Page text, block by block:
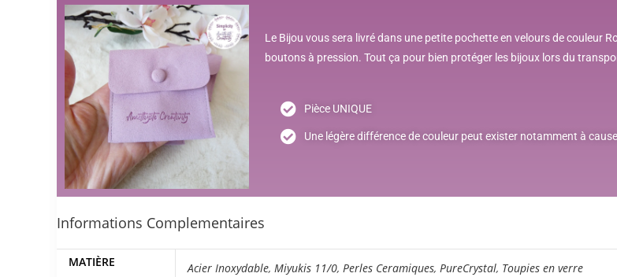
Le Bijou vous sera livré dans une petite pochette en velours de couleur
boutons à pression. Tout ça pour bien protéger les bijoux lors du
Pièce UNIQUE
Une légère différence de couleur peut exister notamment à
Informations Complementaires
MATIÈRE Acier Inoxydable, Miyukis 11/0, Perles Ceramiques, PureCrystal, Toupies en verre